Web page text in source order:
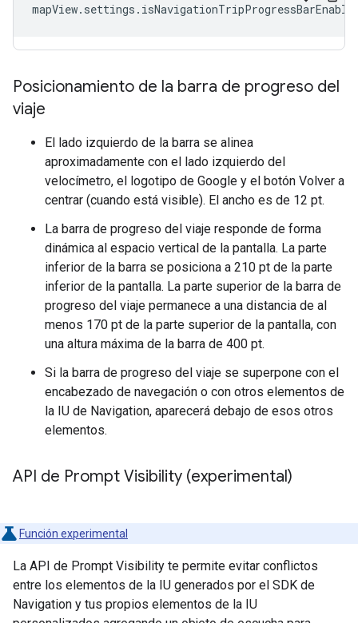
mapView. settings .
Posicionamiento de la barra de progreso del
viaje
El lado izquierdo de la barra se alinea
aproximadamente con el lado izquierdo del
velocímetro, el logotipo de Google y el botón Volver a
centrar (cuando está visible). El ancho es de 12 pt.
La barra de progreso del viaje responde de forma
dinámica al espacio vertical de la pantalla. La parte
inferior de la barra se posiciona a 210 pt de la parte
inferior de la pantalla. La parte superior de la barra de
progreso del viaje permanece a una distancia de al
menos 170 pt de la parte superior de la pantalla, con
una altura máxima de la barra de 400 pt.
Si la barra de progreso del viaje se superpone con el
encabezado de navegación o con otros elementos de
la IU de Navigation, aparecerá debajo de esos otros
elementos.
API de Prompt Visibility (experimental)
Función experimental
La API de Prompt Visibility te permite evitar conflictos
entre los elementos de la IU generados por el SDK de
Navigation y tus propios elementos de la IU